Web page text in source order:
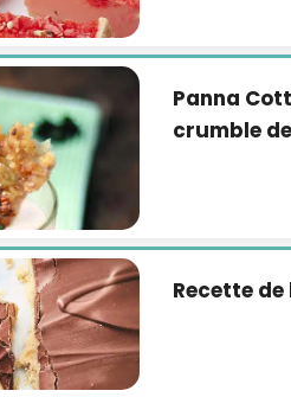
Panna
crumble
Recette